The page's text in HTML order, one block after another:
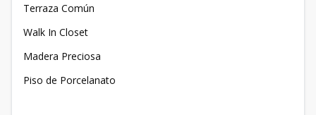
Terraza Común
Walk In Closet
Madera Preciosa
Piso de Porcelanato